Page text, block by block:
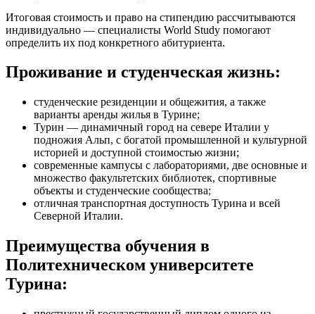
Итоговая стоимость и право на стипендию рассчитываются
индивидуально — специалисты World Study помогают
определить их под конкретного абитуриента.
Проживание и студенческая жизнь:
студенческие резиденции и общежития, а также
варианты аренды жилья в Турине;
Турин — динамичный город на севере Италии у
подножия Альп, с богатой промышленной и культурной
историей и доступной стоимостью жизни;
современные кампусы с лабораториями, две основные и
множество факультетских библиотек, спортивные
объекты и студенческие сообщества;
отличная транспортная доступность Турина и всей
Северной Италии.
Преимущества обучения в
Политехническом университете
Турина: